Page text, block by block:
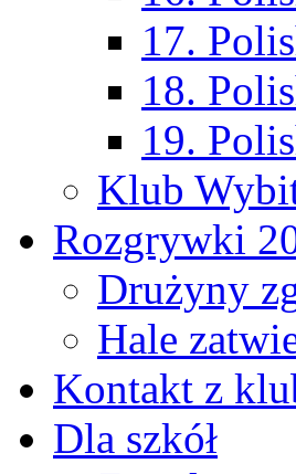
17.
18.
19.
Klub
Rozgrywki
Drużyny
Hale
Kontakt z
Dla szkół